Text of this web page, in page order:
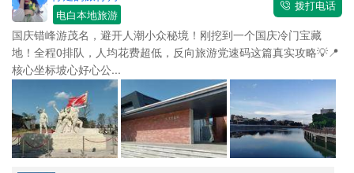
电白本地旅游
拨打电话
国庆错峰游茂名，避开人潮小众秘境！刚挖到一个国庆冷门宝藏
地！全程0排队，人均花费超低，反向旅游党速码这篇真实攻略💡📍
核心坐标坡心好心公...